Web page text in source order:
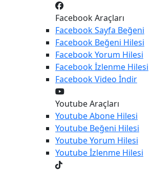
Facebook Araçları
FacebookSayfa Beğeni
Facebook Beğeni Hilesi
FacebookYorum Hilesi
Facebookİzlenme Hilesi
FacebookVideo İndir
Youtube Araçları
YoutubeAbone Hilesi
Youtube Beğeni Hilesi
YoutubeYorum Hilesi
Youtubeİzlenme Hilesi